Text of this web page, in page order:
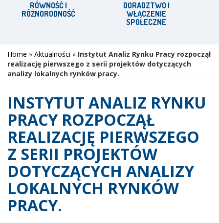
RÓWNOŚĆ I
RÓŻNORODNOŚĆ
DORADZTWO I
WŁĄCZENIE
SPOŁECZNE
Home » Aktualności » Instytut Analiz Rynku Pracy rozpoczął
realizację pierwszego z serii projektów dotyczących
analizy lokalnych rynków pracy.
INSTYTUT ANALIZ RYNKU
PRACY ROZPOCZĄŁ
REALIZACJĘ PIERWSZEGO
Z SERII PROJEKTÓW
DOTYCZĄCYCH ANALIZY
LOKALNYCH RYNKÓW
PRACY.